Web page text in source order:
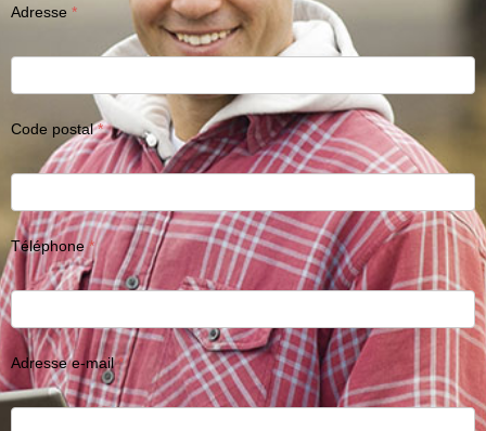
Adresse
Code postal
Téléphone
Adresse e-mail